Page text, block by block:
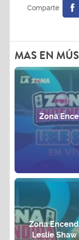
MAS EN
Zona
Zona
Leslie Shaw